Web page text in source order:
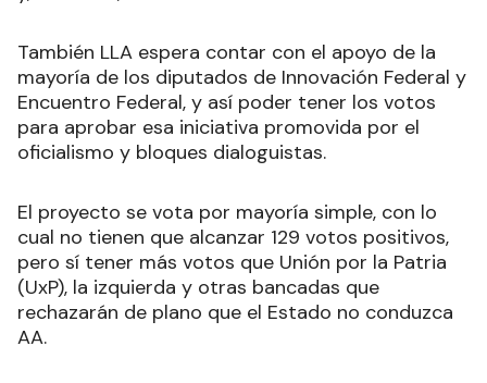
También LLA espera contar con el apoyo de la
mayoría de los diputados de Innovación Federal y
Encuentro Federal, y así poder tener los votos
para aprobar esa iniciativa promovida por el
oficialismo y bloques dialoguistas.
El proyecto se vota por mayoría simple, con lo
cual no tienen que alcanzar 129 votos positivos,
pero sí tener más votos que Unión por la Patria
(UxP), la izquierda y otras bancadas que
rechazarán de plano que el Estado no conduzca
AA.